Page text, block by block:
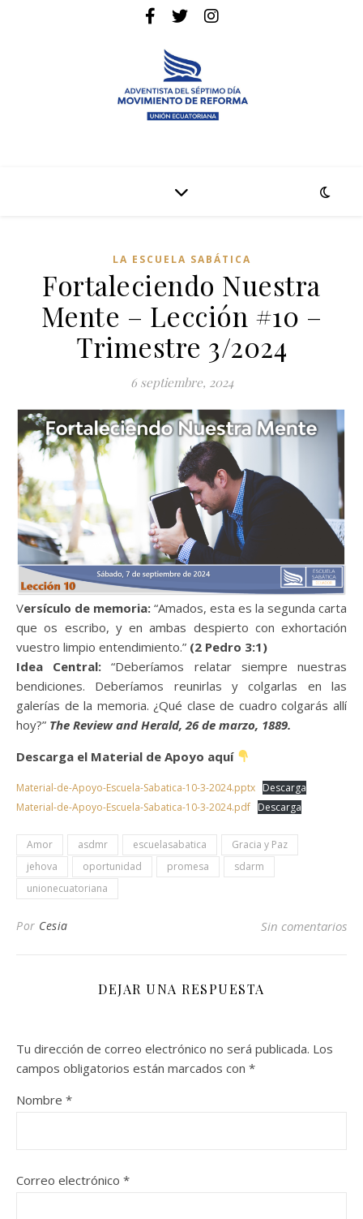
LA ESCUELA SABÁTICA
Fortaleciendo Nuestra
Mente – Lección #10 –
Trimestre 3/2024
6 septiembre, 2024
Versículo de memoria: “Amados, esta es la segunda carta
que os escribo, y en ambas despierto con exhortación
vuestro limpio entendimiento.” (2 Pedro 3:1)
Idea Central:“Deberíamos relatar siempre nuestras
bendiciones. Deberíamos reunirlas y colgarlas en las
galerías de la memoria. ¿Qué clase de cuadro colgarás allí
hoy?” The Review and Herald, 26 de marzo, 1889.
Descarga el Material de Apoyo aquí
Material-de-Apoyo-Escuela-Sabatica-10-3-2024.pptx Descarga
Material-de-Apoyo-Escuela-Sabatica-10-3-2024.pdf Descarga
Amor asdmr escuelasabatica
Gracia y Paz
jehova
oportunidad promesa
sdarm
unionecuatoriana
Por Cesia Sin comentarios
DEJAR UNA RESPUESTA
Tu dirección de correo electrónico no será publicada. Los
campos obligatorios están marcados con *
Nombre *
Correo electrónico *